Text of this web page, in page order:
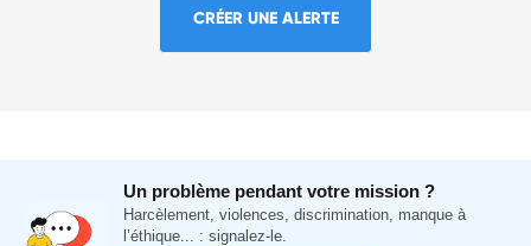
CRÉER UNE ALERTE
Un problème pendant votre mission ?
Harcèlement, violences, discrimination, manque à
l’éthique... : signalez-le.